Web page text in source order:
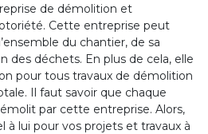
de démolition et
Cette entreprise peut
du chantier, de sa
des déchets. En plus de cela, elle
pour tous travaux de démolition
Il faut savoir que chaque
par cette entreprise. Alors,
à lui pour vos projets et travaux à